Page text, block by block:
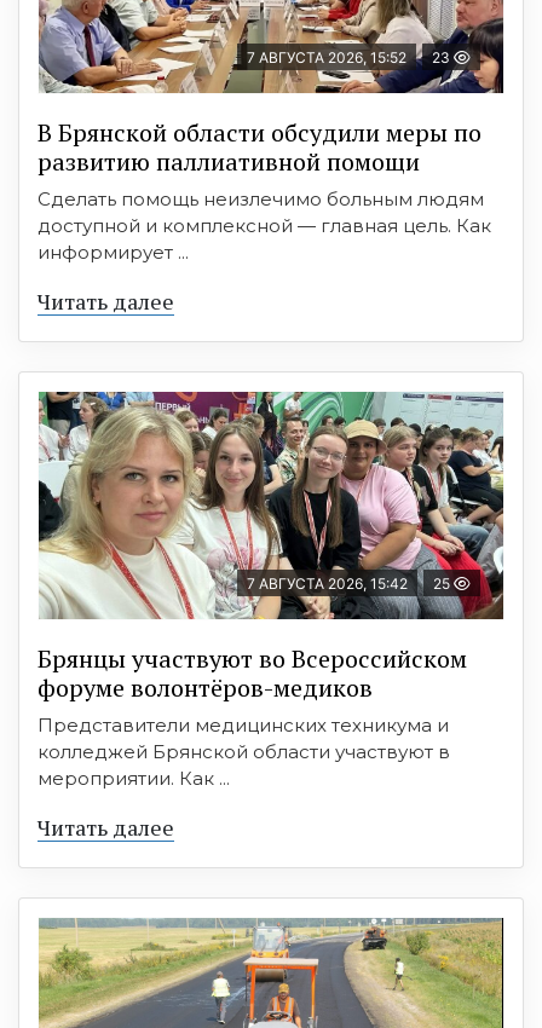
7 АВГУСТА 2026, 15:52 23
В Брянской области обсудили меры по
развитию паллиативной помощи
Сделать помощь неизлечимо больным людям
доступной и комплексной — главная цель. Как
информирует ...
Читать далее
7 АВГУСТА 2026, 15:42 25
Брянцы участвуют во Всероссийском
форуме волонтёров-медиков
Представители медицинских техникума и
колледжей Брянской области участвуют в
мероприятии. Как ...
Читать далее